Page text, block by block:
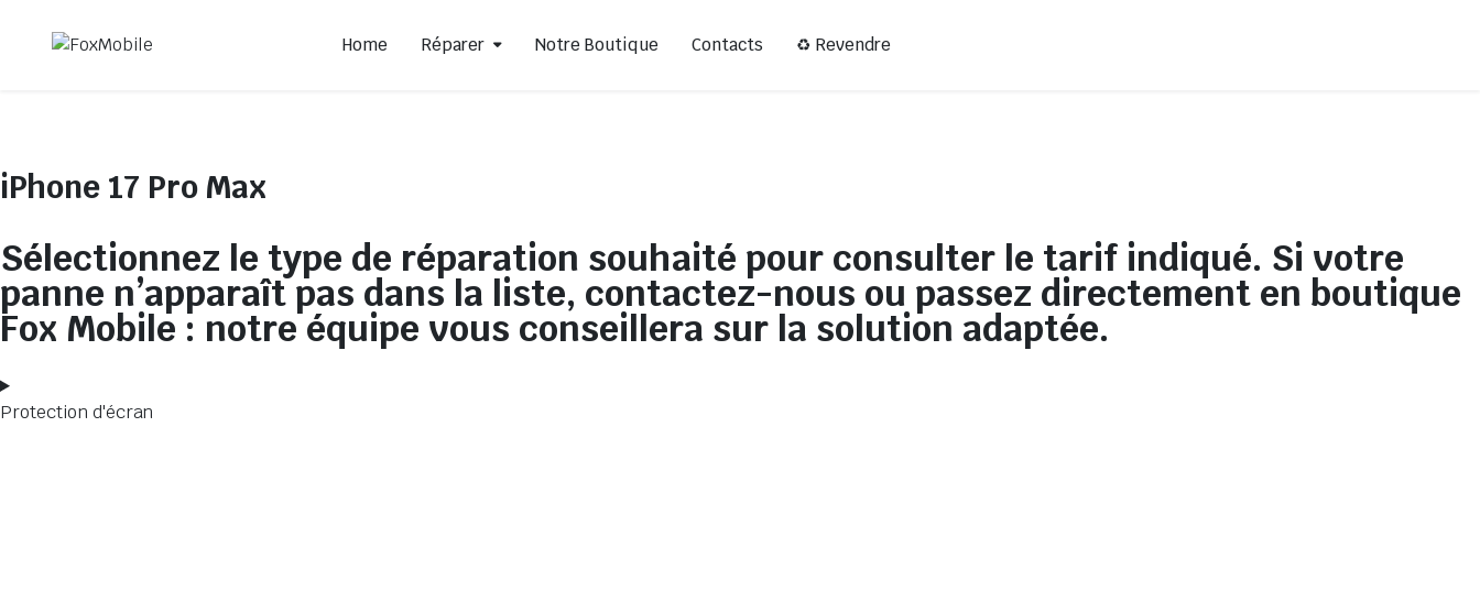
Home Réparer Notre Boutique Contacts ♻ Revendre
iPhone 17 Pro Max
Sélectionnez le type de réparation souhaité pour consulter le tarif indiqué. Si votre
panne n’apparaît pas dans la liste, contactez-nous ou passez directement en boutique
Fox Mobile : notre équipe vous conseillera sur la solution adaptée.
Protection d'écran